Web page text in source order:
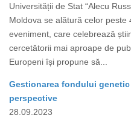
Universității de Stat “Alecu
Moldova se alătură celor
eveniment, care celebrează
cercetătorii mai aproape de
Europeni își propune să...
Gestionarea fondului
perspective
28.09.2023